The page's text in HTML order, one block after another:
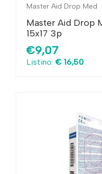
Master Aid Drop Med
Master Aid Drop
15x17 3p
€9,07
Listino: € 16,50